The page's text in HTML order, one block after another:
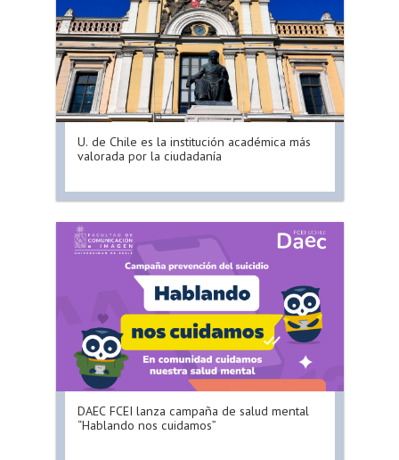
U. de Chile es la institución académica más
valorada por la ciudadanía
DAEC FCEI lanza campaña de salud mental
“Hablando nos cuidamos”